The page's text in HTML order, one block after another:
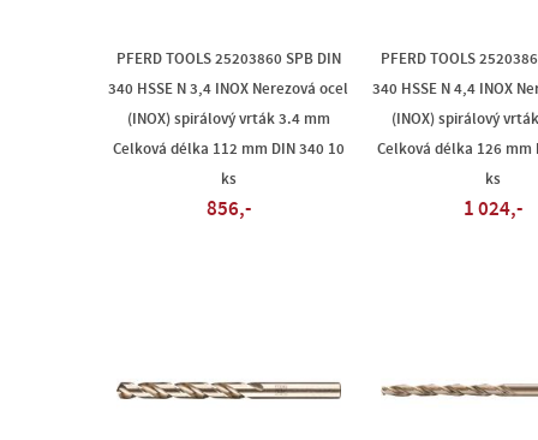
PFERD TOOLS 25203860 SPB DIN
340 HSSE N 3,4 INOX Nerezová ocel
(INOX) spirálový vrták 3.4 mm
Celková délka 112 mm DIN 340 10
ks
856,-
PFERD TOOLS
340 HSSE N 4,4 INOX
(INOX) spirálový
Celková délka 126 mm
ks
1 024,-